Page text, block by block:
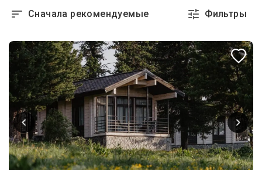
Сначала рекомендуемые Фильтры